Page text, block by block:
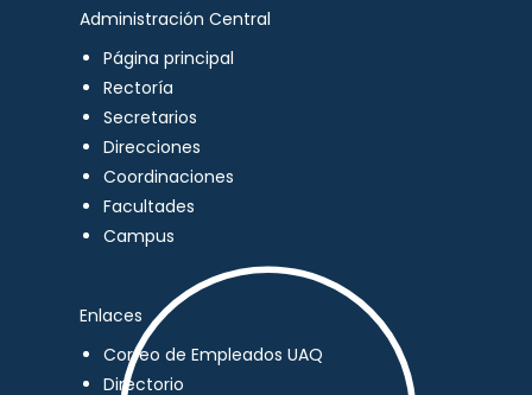
Administración Central
Página principal
Rectoría
Secretarios
Direcciones
Coordinaciones
Facultades
Campus
Enlaces
Correo de Empleados UAQ
Directorio